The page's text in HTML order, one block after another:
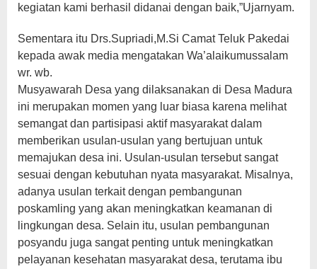
kegiatan kami berhasil didanai dengan baik,”Ujarnyam.
Sementara itu Drs.Supriadi,M.Si Camat Teluk Pakedai
kepada awak media mengatakan Wa’alaikumussalam
wr. wb.
Musyawarah Desa yang dilaksanakan di Desa Madura
ini merupakan momen yang luar biasa karena melihat
semangat dan partisipasi aktif masyarakat dalam
memberikan usulan-usulan yang bertujuan untuk
memajukan desa ini. Usulan-usulan tersebut sangat
sesuai dengan kebutuhan nyata masyarakat. Misalnya,
adanya usulan terkait dengan pembangunan
poskamling yang akan meningkatkan keamanan di
lingkungan desa. Selain itu, usulan pembangunan
posyandu juga sangat penting untuk meningkatkan
pelayanan kesehatan masyarakat desa, terutama ibu